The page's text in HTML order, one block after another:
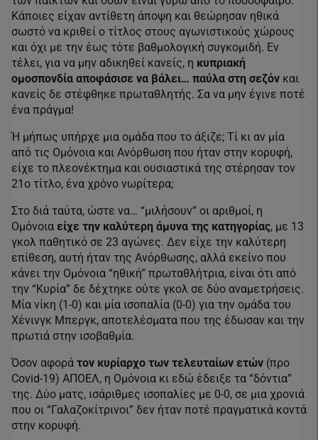
Κάποιες είχαν αντίθετη άποψη και θεώρησαν ηθικά
σωστό να κριθεί ο τίτλος στους αγωνιστικούς χώρους
και όχι με την έως τότε βαθμολογική συγκομιδή. Εν
τέλει, για να μην αδικηθεί κανείς, η κυπριακή
ομοσπονδία αποφάσισε να βάλει… παύλα στη σεζόν και
κανείς δε στέφθηκε πρωταθλητής. Σα να μην έγινε ποτέ
ένα πράγμα!
Ή μήπως υπήρχε μια ομάδα που το άξιζε; Τί κι αν μία
από τις Ομόνοια και Ανόρθωση που ήταν στην κορυφή,
είχε το πλεονέκτημα και ουσιαστικά της στέρησαν τον
21ο τίτλο, ένα χρόνο νωρίτερα;
Στο διά ταύτα, ώστε να… “μιλήσουν” οι αριθμοί, η
Ομόνοια είχε την καλύτερη άμυνα της κατηγορίας, με 13
γκολ παθητικό σε 23 αγώνες. Δεν είχε την καλύτερη
επίθεση, αυτή ήταν της Ανόρθωσης, αλλά εκείνο που
κάνει την Ομόνοια “ηθική” πρωταθλήτρια, είναι ότι από
την “Κυρία” δε δέχτηκε ούτε γκολ σε δύο αναμετρήσεις.
Μία νίκη (1-0) και μία ισοπαλία (0-0) για την ομάδα του
Χένινγκ Μπεργκ, αποτελέσματα που της έδωσαν και την
πρωτιά στην ισοβαθμία.
Όσον αφορά τον κυρίαρχο των τελευταίων ετών (προ
Covid-19) ΑΠΟΕΛ, η Ομόνοια κι εδώ έδειξε τα “δόντια”
της. Δύο ματς, ισάριθμες ισοπαλίες με 0-0, σε μια χρονιά
που οι “Γαλαζοκίτρινοι” δεν ήταν ποτέ πραγματικά κοντά
στην κορυφή.